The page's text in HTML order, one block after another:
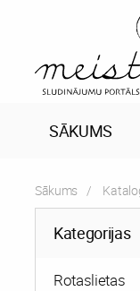
SĀKUMS
Sākums
Kategorijas
Rotaslietas